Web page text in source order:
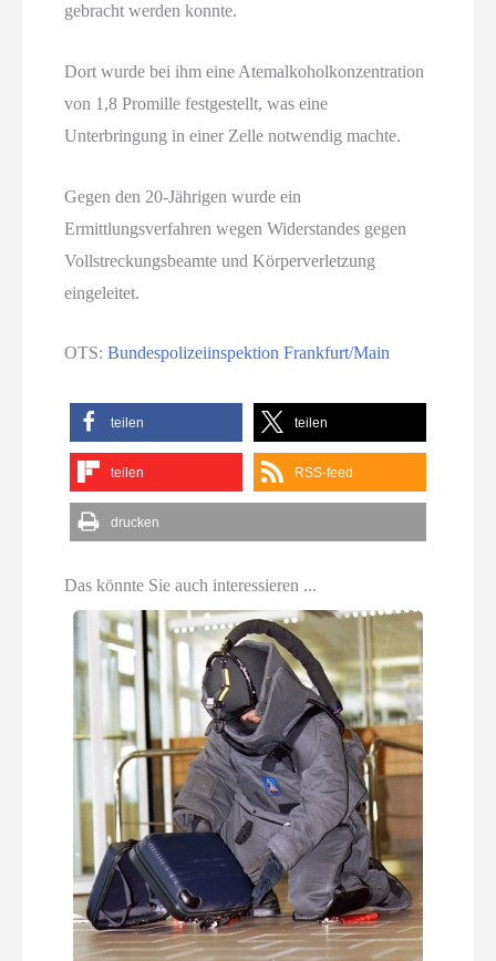
gebracht werden konnte.
Dort wurde bei ihm eine Atemalkoholkonzentration
von 1,8 Promille festgestellt, was eine
Unterbringung in einer Zelle notwendig machte.
Gegen den 20-Jährigen wurde ein
Ermittlungsverfahren wegen Widerstandes gegen
Vollstreckungsbeamte und Körperverletzung
eingeleitet.
OTS:Bundespolizeiinspektion Frankfurt/Main
teilen teilen
teilen RSS-feed
drucken
Das könnte Sie auch interessieren ...